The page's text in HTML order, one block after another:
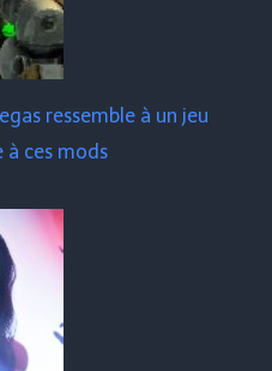
ressemble à un jeu
à ces mods